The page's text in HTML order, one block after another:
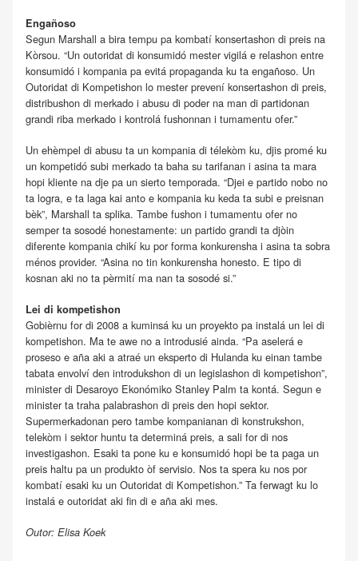
Engañoso
Segun Marshall a bira tempu pa kombatí konsertashon di preis na
Kòrsou. “Un outoridat di konsumidó mester vigilá e relashon entre
konsumidó i kompania pa evitá propaganda ku ta engañoso. Un
Outoridat di Kompetishon lo mester prevení konsertashon di preis,
distribushon di merkado i abusu di poder na man di partidonan
grandi riba merkado i kontrolá fushonnan i tumamentu ofer.”
Un ehèmpel di abusu ta un kompania di télekòm ku, djis promé ku
un kompetidó subi merkado ta baha su tarifanan i asina ta mara
hopi kliente na dje pa un sierto temporada. “Djei e partido nobo no
ta logra, e ta laga kai anto e kompania ku keda ta subi e preisnan
bèk”, Marshall ta splika. Tambe fushon i tumamentu ofer no
semper ta sosodé honestamente: un partido grandi ta djòin
diferente kompania chikí ku por forma konkurensha i asina ta sobra
ménos provider. “Asina no tin konkurensha honesto. E tipo di
kosnan aki no ta pèrmití ma nan ta sosodé si.”
Lei di kompetishon
Gobièrnu for di 2008 a kuminsá ku un proyekto pa instalá un lei di
kompetishon. Ma te awe no a introdusié ainda. “Pa aselerá e
proseso e aña aki a atraé un eksperto di Hulanda ku einan tambe
tabata envolví den introdukshon di un legislashon di kompetishon”,
minister di Desaroyo Ekonómiko Stanley Palm ta kontá. Segun e
minister ta traha palabrashon di preis den hopi sektor.
Supermerkadonan pero tambe kompanianan di konstrukshon,
telekòm i sektor huntu ta determiná preis, a sali for di nos
investigashon. Esaki ta pone ku e konsumidó hopi be ta paga un
preis haltu pa un produkto òf servisio. Nos ta spera ku nos por
kombatí esaki ku un Outoridat di Kompetishon.” Ta ferwagt ku lo
instalá e outoridat aki fin di e aña aki mes.
Outor: Elisa Koek